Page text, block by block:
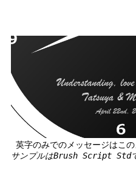
英字のみでのメッセージはこ
サンプルはBrush Script Std